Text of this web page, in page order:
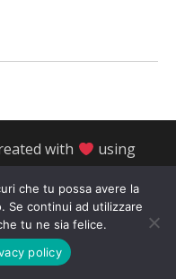
with
using
Kubio
che tu possa avere la
Se continui ad utilizzare
tu ne sia felice.
policy